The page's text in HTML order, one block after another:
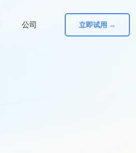
公司 立即试用 →